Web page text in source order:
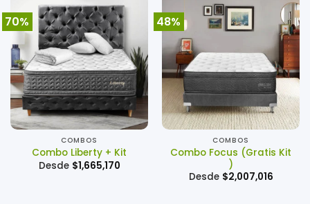
70%
COMBOS
Combo Liberty + Kit
Desde $1,665,170
48%
COMBOS
Combo Focus (Gratis Kit
)
Desde $2,007,016